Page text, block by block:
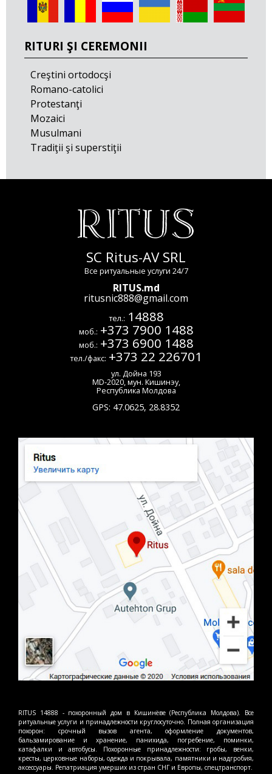
RITURI ŞI CEREMONII
Creştini ortodocşi
Romano-catolici
Protestanţi
Mozaici
Musulmani
Tradiţii şi superstiţii
SC Ritus-AV SRL
Все ритуальные услуги 24/7
RITUS.md
ritusnic888@gmail.com
тел.: 14888
моб.: +373 7900 1488
моб.: +373 6900 1488
тел./факс: +373 22 226701
ул. Дойна 193
MD-2020,мун. Кишинэу,
Республика Молдова
GPS: 47.0625, 28.8352
RITUS 14888 - похоронный дом в Кишинёве (Республика Молдова). Все
ритуальные услуги и принадлежности круглосуточно. Полная организация
похорон: срочный вызов агента, оформление документов,
бальзамирование и хранение, панихида, погребение, поминки,
катафалки и автобусы. Похоронные принадлежности: гробы, венки,
кресты, церковные наборы, одежда и покрывала, памятники и надгробия,
аксессуары. Репатриация умерших из стран СНГ и Европы, спецтранспорт.